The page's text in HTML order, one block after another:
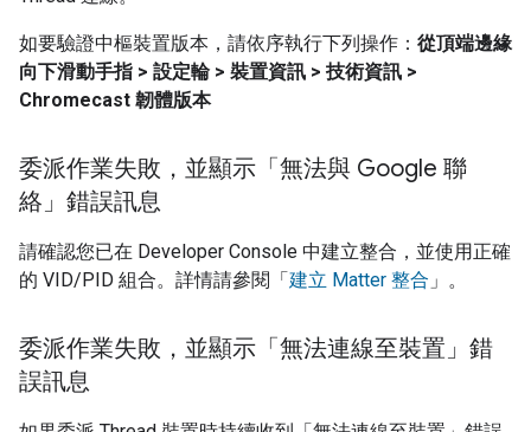
如要驗證中樞裝置版本，請依序執行下列操作： 從頂端邊緣
向下滑動手指 > 設定輪 > 裝置資訊 > 技術資訊 >
Chromecast 韌體版本
委派作業失敗，並顯示「無法與 Google 聯
絡」錯誤訊息
請確認您已在 Developer Console 中建立整合，並使用正確
的 VID/PID 組合。詳情請參閱「建立 Matter 整合 」。
委派作業失敗，並顯示「無法連線至裝置」錯
誤訊息